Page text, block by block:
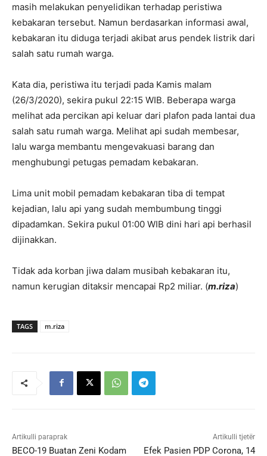
masih melakukan penyelidikan terhadap peristiwa
kebakaran tersebut. Namun berdasarkan informasi awal,
kebakaran itu diduga terjadi akibat arus pendek listrik dari
salah satu rumah warga.
Kata dia, peristiwa itu terjadi pada Kamis malam
(26/3/2020), sekira pukul 22:15 WIB. Beberapa warga
melihat ada percikan api keluar dari plafon pada lantai dua
salah satu rumah warga. Melihat api sudah membesar,
lalu warga membantu mengevakuasi barang dan
menghubungi petugas pemadam kebakaran.
Lima unit mobil pemadam kebakaran tiba di tempat
kejadian, lalu api yang sudah membumbung tinggi
dipadamkan. Sekira pukul 01:00 WIB dini hari api berhasil
dijinakkan.
Tidak ada korban jiwa dalam musibah kebakaran itu,
namun kerugian ditaksir mencapai Rp2 miliar. (m.riza)
TAGS m.riza
Artikulli paraprak
BECO-19 Buatan Zeni Kodam
Artikulli tjetër
Efek Pasien PDP Corona, 14